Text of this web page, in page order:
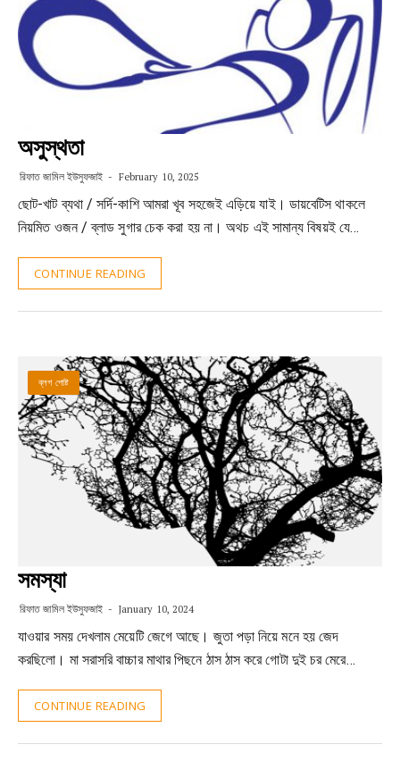
অসুস্থতা
রিফাত জামিল ইউসুফজাই February 10, 2025
ছোট-খাট ব্যথা / সর্দি-কাশি আমরা খূব সহজেই এড়িয়ে যাই। ডায়বেটিস থাকলে
নিয়মিত ওজন / ব্লাড সুগার চেক করা হয় না। অথচ এই সামান্য বিষয়ই যে…
CONTINUE READING
ব্লগ পোষ্ট
সমস্যা
রিফাত জামিল ইউসুফজাই January 10, 2024
যাওয়ার সময় দেখলাম মেয়েটি জেগে আছে। জুতা পড়া নিয়ে মনে হয় জেদ
করছিলো। মা সরাসরি বাচ্চার মাথার পিছনে ঠাস ঠাস করে গোটা দুই চর মেরে…
CONTINUE READING